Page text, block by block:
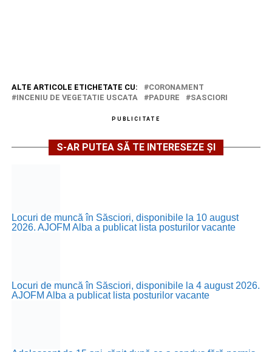
ALTE ARTICOLE ETICHETATE CU:
CORONAMENT
INCENIU DE VEGETATIE USCATA
PADURE SASCIORI
PUBLICITATE
S-AR PUTEA SĂ TE INTERESEZE ȘI
Locuri de muncă în Săsciori, disponibile la 10 august
2026. AJOFM Alba a publicat lista posturilor vacante
Locuri de muncă în Săsciori, disponibile la 4 august 2026.
AJOFM Alba a publicat lista posturilor vacante